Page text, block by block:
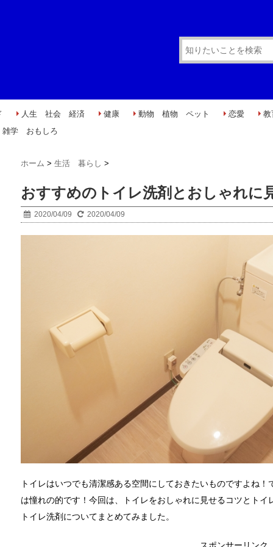
人生 社会 経済 健康 動物 植物 ペット 恋愛
雑学 おもしろ
ホーム > 生活 暮らし >
おすすめのトイレ洗剤とおしゃれに
2020/04/09 2020/04/09
トイレはいつでも清潔感ある空間にしておきたいものですよね
は憧れの的です！今回は、トイレをおしゃれに見せるコツとト
トイレ洗剤についてまとめてみました。